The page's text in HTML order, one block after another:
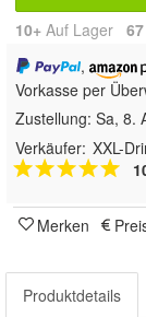
10+ Auf Lager 67
,
Vorkasse per
Zustellung: Sa, 8.
Verkäufer: XXL-
Merken
Produktdetails